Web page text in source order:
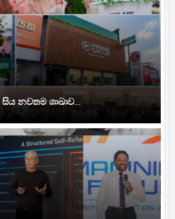
නවතම ශාඛාව...